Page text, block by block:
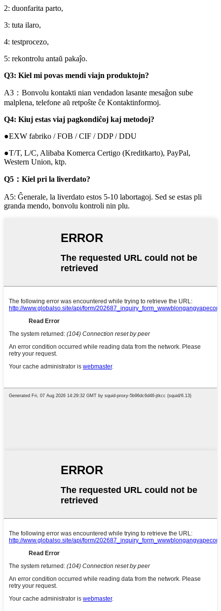
2: duonfarita parto,
3: tuta ilaro,
4: testprocezo,
5: rekontrolu antaŭ pakaĵo.
Q3: Kiel mi povas mendi viajn produktojn?
A3：Bonvolu kontakti nian vendadon lasante mesaĝon sube
malplena, telefone aŭ retpoŝte ĉe Kontaktinformoj.
Q4: Kiuj estas viaj pagkondiĉoj kaj metodoj?
●EXW fabriko / FOB / CIF / DDP / DDU
●T/T, L/C, Alibaba Komerca Certigo (Kreditkarto), PayPal,
Western Union, ktp.
Q5：Kiel pri la liverdato?
A5: Ĝenerale, la liverdato estos 5-10 labortagoj. Sed se estas pli
granda mendo, bonvolu kontroli nin plu.